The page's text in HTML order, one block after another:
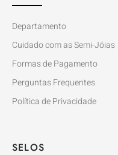
Departamento
Cuidado com as Semi-Jóias
Formas de Pagamento
Perguntas Frequentes
Política de Privacidade
SELOS